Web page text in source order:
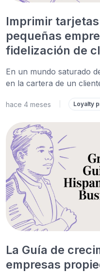
Imprimir
pequeñas
fidelización de
En un mundo saturado
en la cartera de un
hace 4 meses Loyalty
La Guía de
empresas